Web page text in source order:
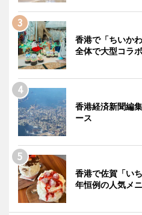
香港で「ちいか
全体で大型コラボ
香港経済新聞編
ース
香港で佐賀「い
年恒例の人気メ